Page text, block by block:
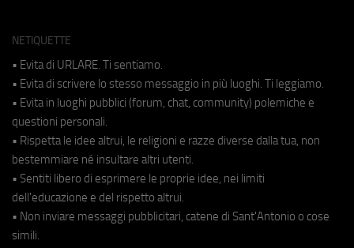
NETIQUETTE
• Evita di URLARE. Ti sentiamo.
• Evita di scrivere lo stesso messaggio in più luoghi. Ti leggiamo.
• Evita in luoghi pubblici (forum, chat, community) polemiche e
questioni personali.
• Rispetta le idee altrui, le religioni e razze diverse dalla tua, non
bestemmiare né insultare altri utenti.
• Sentiti libero di esprimere le proprie idee, nei limiti
dell'educazione e del rispetto altrui.
• Non inviare messaggi pubblicitari, catene di Sant'Antonio o cose
simili.